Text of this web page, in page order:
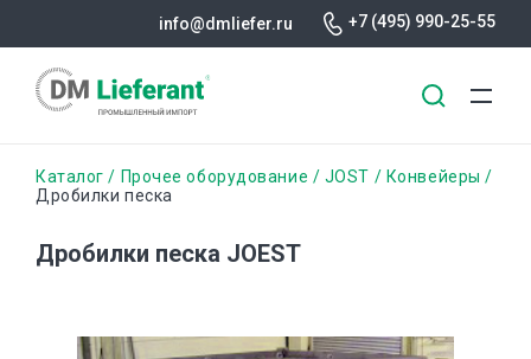
содержанию
info@dmliefer.ru +7 (495) 990-25-55
Строка
Каталог Прочее оборудование JOST
Конвейеры
Дробилки песка
Дробилки песка JOEST